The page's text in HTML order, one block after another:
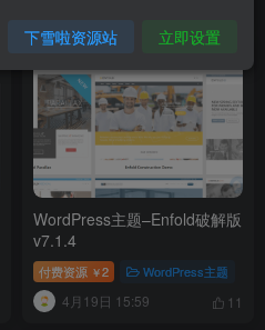
WordPress主题–Enfold破解版
v7.1.4
付费资源 ￥2 WordPress主题
4月19日 15:59 11
下雪啦资源站 立即设置